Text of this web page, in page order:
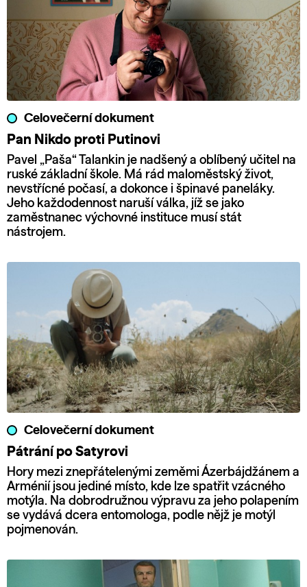
Celovečerní dokument
Pan Nikdo proti Putinovi
Pavel „Paša“ Talankin je nadšený a oblíbený učitel na
ruské základní škole. Má rád maloměstský život,
nevstřícné počasí, a dokonce i špinavé paneláky.
Jeho každodennost naruší válka, jíž se jako
zaměstnanec výchovné instituce musí stát
nástrojem.
Celovečerní dokument
Pátrání po Satyrovi
Hory mezi znepřátelenými zeměmi Ázerbájdžánem a
Arménií jsou jediné místo, kde lze spatřit vzácného
motýla. Na dobrodružnou výpravu za jeho polapením
se vydává dcera entomologa, podle nějž je motýl
pojmenován.